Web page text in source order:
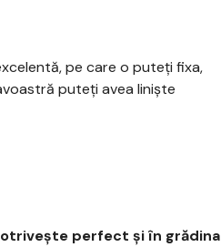
pe care o puteți fixa,
puteți avea liniște
perfect și în grădina